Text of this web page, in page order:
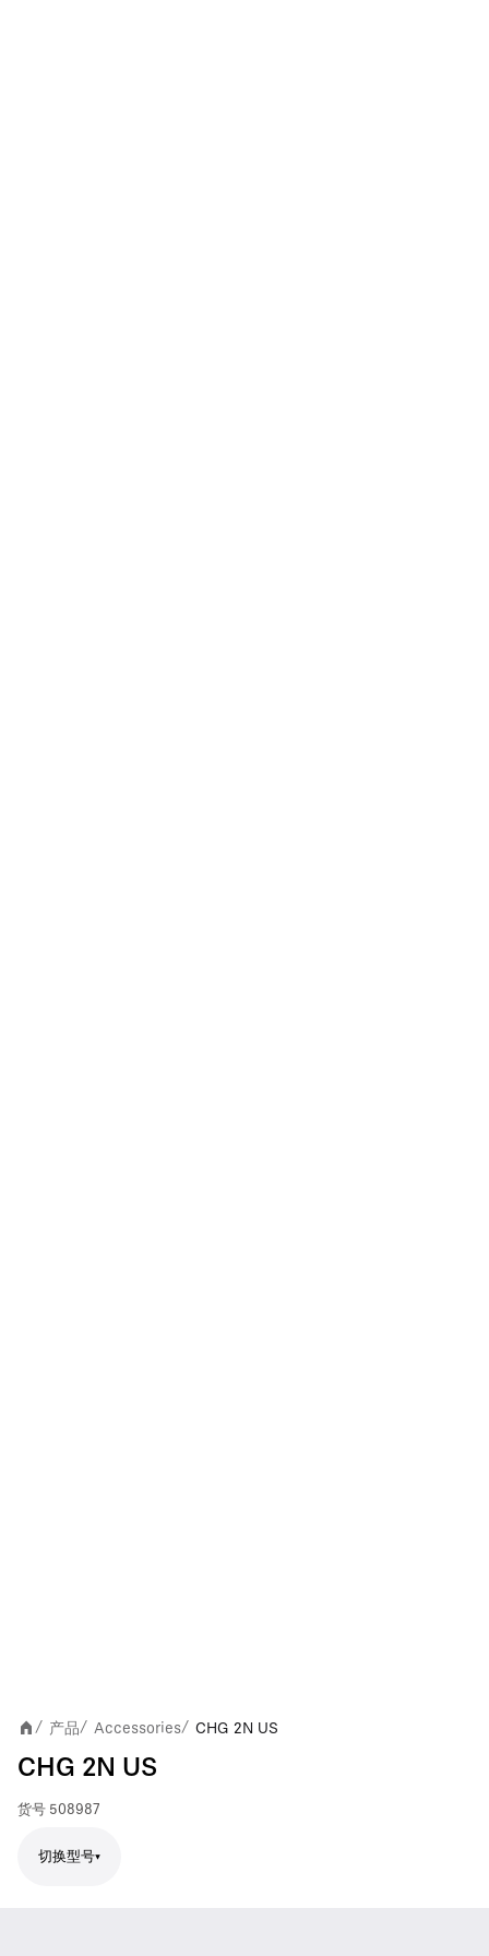
/ 产品/ Accessories/ CHG 2N US
CHG 2N US
货号 508987
切换型号